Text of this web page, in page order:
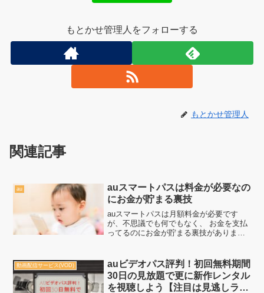
もとかせ管理人をフォローする
もとかせ管理人
関連記事
au
auスマートパスは料金が必要なの
にお金が貯まる裏技
auスマートパスは月額料金が必要です
が、不思議でも何でもなく、 お金を支払
ってるのにお金が貯まる裏技がありま
損をし続けているでしょう。これを知っ
ていれば、今後ずーっ...
動画配信サービス(VOD)
auビデオパス評判！初回無料期間
30日の見放題で更に新作レンタル
を視聴しよう【注目は見逃しラン